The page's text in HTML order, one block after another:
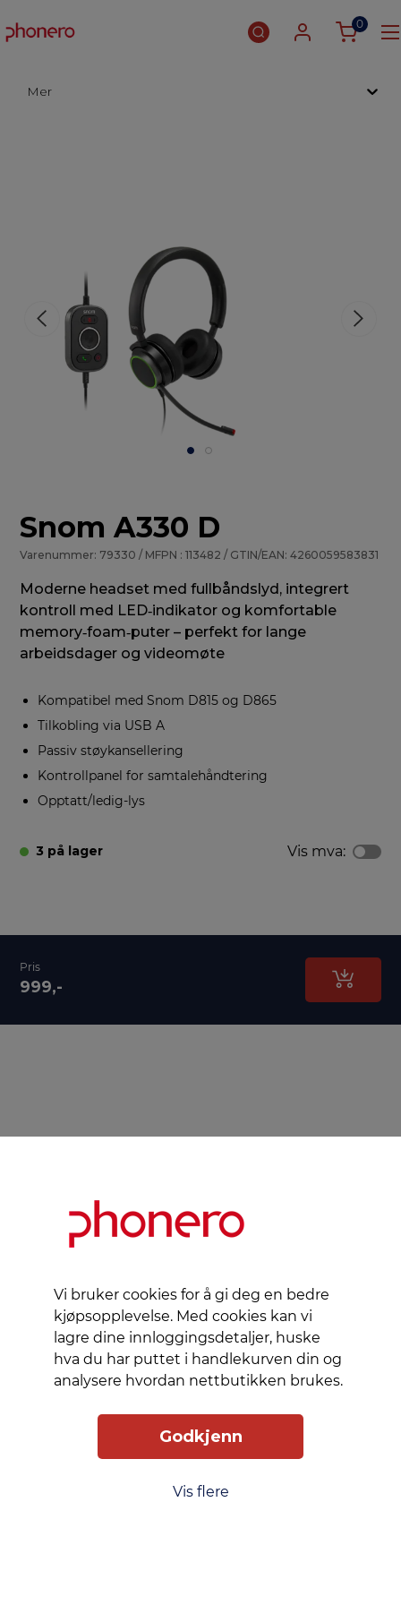
Vi bruker cookies for å gi deg en bedre
kjøpsopplevelse. Med cookies kan vi
lagre dine innloggingsdetaljer, huske
hva du har puttet i handlekurven din og
analysere hvordan nettbutikken brukes.
Godkjenn
Vis flere
0
Mer
Snom A330 D
Varenummer: 79330 / MFPN : 113482 / GTIN/EAN: 4260059583831
Moderne headset med fullbåndslyd, integrert
kontroll med LED‑indikator og komfortable
memory‑foam‑puter – perfekt for lange
arbeidsdager og videomøte
Kompatibel med Snom D815 og D865
Tilkobling via USB A
Passiv støykansellering
Kontrollpanel for samtalehåndtering
Opptatt/ledig-lys
3 på lager Vis mva:
Pris
999,-
Smart Mobilkjøp
Personvern
Kjøpsbetingelser
Kontakt oss
Phonero
Skippergata 23, 4611 Kristiansand